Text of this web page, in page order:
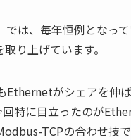
は、毎年恒例となっ
り上げています。
Ethernetがシェアを伸
特に目立ったのが
TCPの合わせ技